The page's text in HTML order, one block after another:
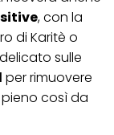
, con la
di Karitè o
sulle
per rimuovere
così da
per
interessarti
su questo sito
a te o
il successo
dei tuoi dati
collegata nel piè